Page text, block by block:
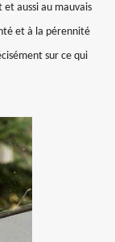
et aussi au mauvais
et à la pérennité
sur ce qui